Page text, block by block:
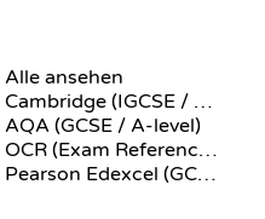
Alle ansehen
Cambridge (IGCSE / A-Level)
AQA (GCSE / A-level)
OCR (Exam Reference Language)
Pearson Edexcel (GCSE)